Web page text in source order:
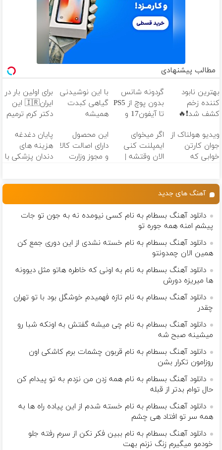
مطالب پیشنهادی
بهترین نابود
کننده زخم
کشف شد❗🔥
گردونه شانس
بدون پوچ از PS5
تا آیفون17 و
با این نوشیدنی
گیاهی کبدت
همیشه
برای اولین بار در
ایران🇮🇷 این
دکتر کرم ترمیم
ساخت!
ویدیو هولناک از
جوان کارتن
خوابی که
اگر میخوای
ایمپلنت کنی
الان وقتشه |
این محصول
دارای اصالت کالا
و مجوز وزارت
پایان دغدغه
هزینه های
دندان پزشکی با
آهنگ های جدید
دانلود آهنگ بسطام به نام کسی نیومده نه به جون تو جات
پیشم امنه همه جوره تو
دانلود آهنگ بسطام به نام خسته نشدی از این دوری جمع کن
همین الان چمدونتو
دانلود آهنگ بسطام به نام به اونی که خاطره هاتو مثل دیوونه
ها میریزه دورش
دانلود آهنگ بسطام به نام تازه فهمیدم خوشگل بود با تو تهران
چقدر
دانلود آهنگ بسطام به نام چی میشه گفتش به اونکه شبا رو
میشینه صبح شه
دانلود آهنگ بسطام به نام قربون چشمات برم کاشکی اون
روزامون تکرار بشن
دانلود آهنگ بسطام به نام همه زدن من نزدم به تو پیدام کن
حال توام بدتر از قبله
دانلود آهنگ بسطام به نام خسته شدم از این پیاده راه ها به
همه سر تو افتاد هی چشم
دانلود آهنگ بسطام به نام ببین فکر نکن از سرم رفته جلو
خودمو میگیرم زنگ نزنم بهت